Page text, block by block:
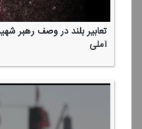
تعابیر بلند در وصف رهبر
آملی